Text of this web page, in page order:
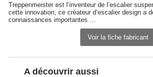
Treppenmeister est l’inventeur de l’escalier
cette innovation, ce créateur d’escalier design a
connaissances importantes ...
Voir la fiche fabricant
A découvrir aussi